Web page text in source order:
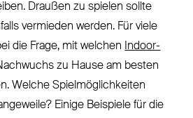
Draußen zu spielen sollte
vermieden werden. Für viele
die Frage, mit welchen
Indoor-
zu Hause am besten
Welche Spielmöglichkeiten
Einige Beispiele für die